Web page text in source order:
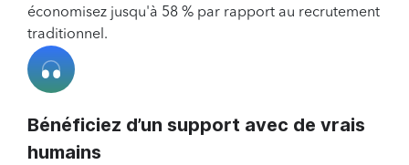
économisez jusqu'à 58 % par rapport au recrutement
traditionnel.
Bénéficiez d’un support avec de vrais
humains